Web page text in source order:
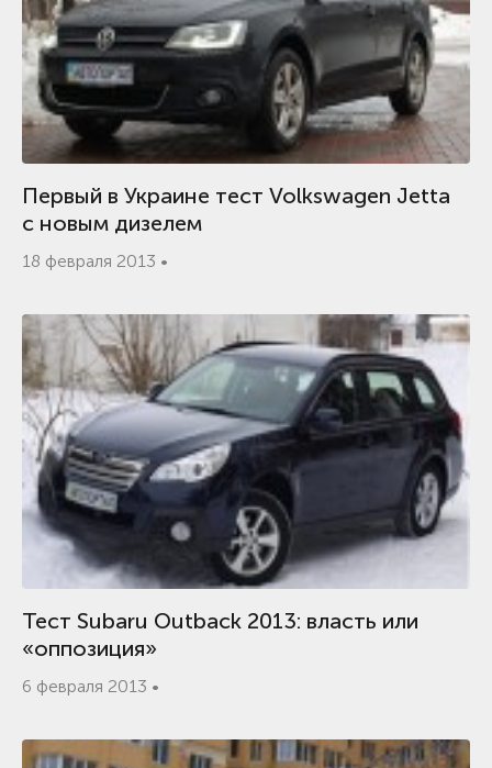
Первый в Украине тест Volkswagen Jetta
с новым дизелем
18 февраля 2013 •
Тест Subaru Outback 2013: власть или
«оппозиция»
6 февраля 2013 •